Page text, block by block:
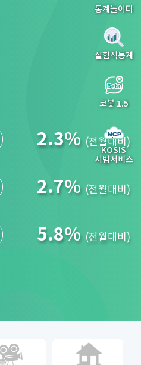
통계놀이터
실험적통계
코봇 1.5
KOSIS
시범서비스
9
2.3% (전월대비)
2.7% (전월대비)
5.8% (전월대비)